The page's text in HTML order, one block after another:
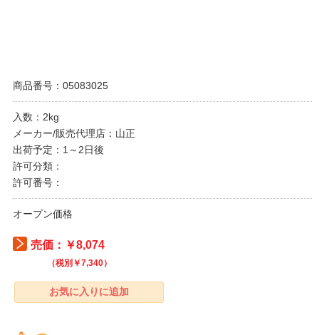
商品番号：05083025
入数：2kg
メーカー/販売代理店：山正
出荷予定：1～2日後
許可分類：
許可番号：
オープン価格
売価：￥8,074
（税別￥7,340）